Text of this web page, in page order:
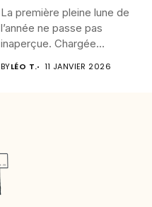
La première pleine lune de
l’année ne passe pas
inaperçue. Chargée
d’intensité,...
BYLÉO T. 11 JANVIER 2026